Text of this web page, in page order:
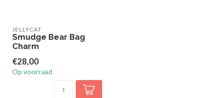
JELLYCAT
Smudge Bear Bag
Charm
€28,00
Op voorraad